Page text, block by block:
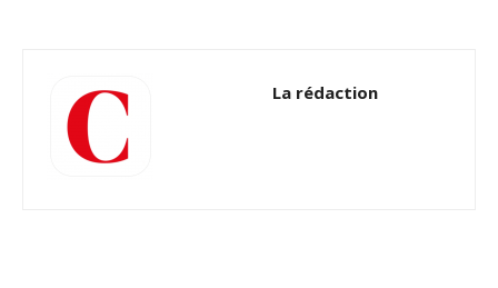
La rédaction